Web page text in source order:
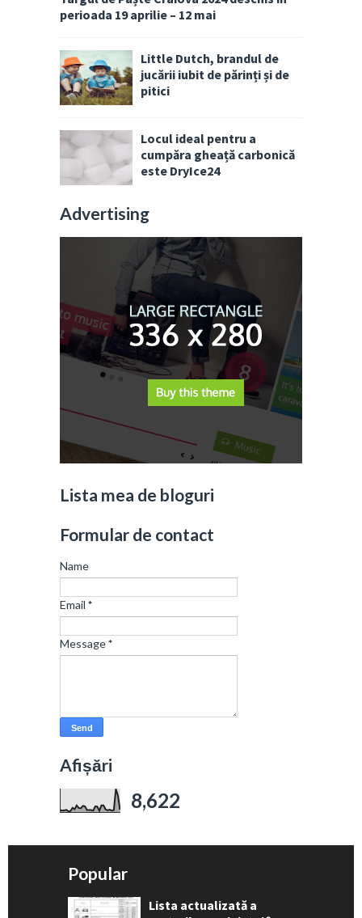
perioada 19 aprilie – 12 mai
Little Dutch, brandul de
jucării iubit de părinți și de
pitici
Locul ideal pentru a
cumpăra gheață carbonică
este DryIce24
Advertising
Lista mea de bloguri
Formular de contact
Name
Email *
Message*
Afișări
8,622
Popular
Lista actualizată a